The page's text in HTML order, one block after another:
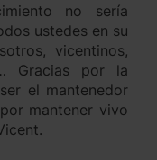
no sería
ustedes en su
vicentinos,
Gracias por la
el mantenedor
mantener vivo